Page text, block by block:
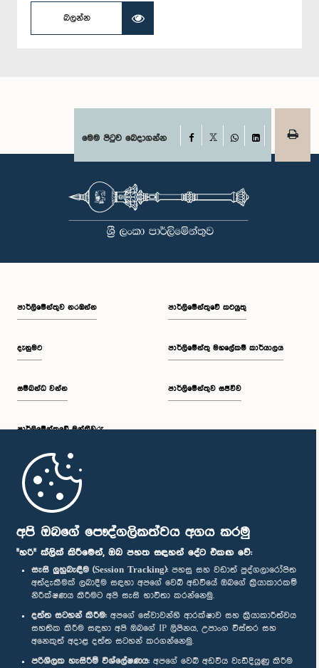
අපි ඔබගේ පෞද්ගලිකත්වය අගය කරමු
"හරි" ක්ලික් කිරීමෙන්, ඔබ පහත සඳහන් දේට එකඟ වේ:
සැසි ලුහුබැඳීම (Session Tracking): පහසු සහ වඩාත් පුද්ගලාරෝපිත
අත්දැකීමක් ලබාදීම සඳහා අපගේ වෙබ් අඩවියේ ඔබගේ ක්‍රියාකාරකම්
නිරීක්ෂණය කිරීමට අපි සැසි භාවිතා කරන්නෙමු.
දත්ත සටහන් කිරීම: අපගේ සේවාවන්හි ආරක්ෂාව සහ ක්‍රියාකාරීත්වය
සහතික කිරීම සඳහා අපි ඔබගේ IP ලිපිනය, උපාංග විස්තර සහ
අනෙකුත් අදාළ දත්ත සටහන් කරගන්නෙමු.
පරිශීලක හැසිරීම් විශ්ලේෂණය: අපගේ වෙබ් අඩවිය වැඩිදියුණු කිරීම
බලන්න
මෙම පිටුව බෙදාගන්න Facebook
පාර්ලි‌මේන්තුව නරඹන්න
දැනුමට
සම්බන්ධ වන්න
පාර්ලි‌මේන්තුවේ මන්ත්‍රීවරු
මුල් පිටුව
පාර්ලිමේන්තුවේ කටයුතු
පාර්ලිමේන්තු මහලේකම් කාර්යාලය
පාර්ලිමේන්තුව සජීවීව
පාර්ලිමේන්තු ජංගම යෙදුම
අප හා සම්බන්ධ වී සිටින්න :
සම්මාන